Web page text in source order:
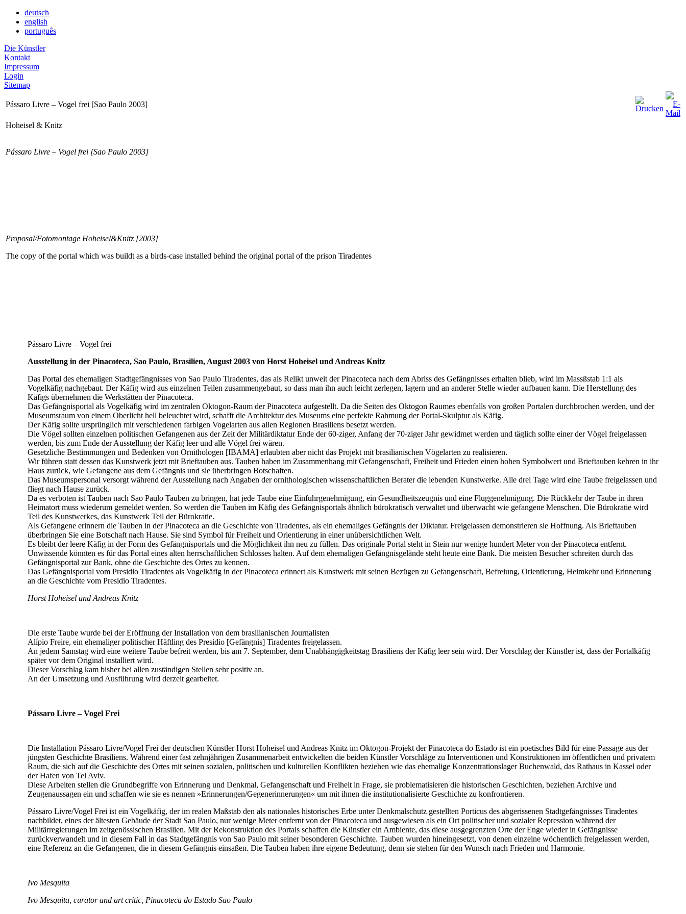
deutsch
english
português
Die Künstler
Kontakt
Impressum
Login
Sitemap
Pássaro Livre – Vogel frei [Sao Paulo 2003]
Hoheisel & Knitz
Pássaro Livre – Vogel frei [Sao Paulo 2003]
Proposal/Fotomontage Hoheisel&Knitz [2003]
The copy of the portal which was buildt as a birds-case installed behind the original portal of the prison Tiradentes
Pássaro Livre – Vogel frei
Ausstellung in der Pinacoteca, Sao Paulo, Brasilien, August 2003 von Horst Hoheisel und Andreas Knitz
Das Portal des ehemaligen Stadtgefängnisses von Sao Paulo Tiradentes, das als Relikt unweit der Pinacoteca nach dem Abriss des Gefängnisses erhalten blieb, wird im Massßstab 1:1 als
Vogelkäfig nachgebaut. Der Käfig wird aus einzelnen Teilen zusammengebaut, so dass man ihn auch leicht zerlegen, lagern und an anderer Stelle wieder aufbauen kann. Die Herstellung des
Käfigs übernehmen die Werkstätten der Pinacoteca.
Das Gefängnisportal als Vogelkäfig wird im zentralen Oktogon-Raum der Pinacoteca aufgestellt. Da die Seiten des Oktogon Raumes ebenfalls von großen Portalen durchbrochen werden, und der
Museumsraum von einem Oberlicht hell beleuchtet wird, schafft die Architektur des Museums eine perfekte Rahmung der Portal-Skulptur als Käfig.
Der Käfig sollte ursprünglich mit verschiedenen farbigen Vogelarten aus allen Regionen Brasiliens besetzt werden.
Die Vögel sollten einzelnen politischen Gefangenen aus der Zeit der Militärdiktatur Ende der 60-ziger, Anfang der 70-ziger Jahr gewidmet werden und täglich sollte einer der Vögel freigelassen
werden, bis zum Ende der Ausstellung der Käfig leer und alle Vögel frei wären.
Gesetzliche Bestimmungen und Bedenken von Ornithologen [IBAMA] erlaubten aber nicht das Projekt mit brasilianischen Vögelarten zu realisieren.
Wir führen statt dessen das Kunstwerk jetzt mit Brieftauben aus. Tauben haben im Zusammenhang mit Gefangenschaft, Freiheit und Frieden einen hohen Symbolwert und Brieftauben kehren in ihr
Haus zurück, wie Gefangene aus dem Gefängnis und sie überbringen Botschaften.
Das Museumspersonal versorgt während der Ausstellung nach Angaben der ornithologischen wissenschaftlichen Berater die lebenden Kunstwerke. Alle drei Tage wird eine Taube freigelassen und
fliegt nach Hause zurück.
Da es verboten ist Tauben nach Sao Paulo Tauben zu bringen, hat jede Taube eine Einfuhrgenehmigung, ein Gesundheitszeugnis und eine Fluggenehmigung. Die Rückkehr der Taube in ihren
Heimatort muss wiederum gemeldet werden. So werden die Tauben im Käfig des Gefängnisportals ähnlich bürokratisch verwaltet und überwacht wie gefangene Menschen. Die Bürokratie wird
Teil des Kunstwerkes, das Kunstwerk Teil der Bürokratie.
Als Gefangene erinnern die Tauben in der Pinacoteca an die Geschichte von Tiradentes, als ein ehemaliges Gefängnis der Diktatur. Freigelassen demonstrieren sie Hoffnung. Als Brieftauben
überbringen Sie eine Botschaft nach Hause. Sie sind Symbol für Freiheit und Orientierung in einer unübersichtlichen Welt.
Es bleibt der leere Käfig in der Form des Gefängnisportals und die Möglichkeit ihn neu zu füllen. Das originale Portal steht in Stein nur wenige hundert Meter von der Pinacoteca entfernt.
Unwissende könnten es für das Portal eines alten herrschaftlichen Schlosses halten. Auf dem ehemaligen Gefängnisgelände steht heute eine Bank. Die meisten Besucher schreiten durch das
Gefängnisportal zur Bank, ohne die Geschichte des Ortes zu kennen.
Das Gefängnisportal vom Presidio Tiradentes als Vogelkäfig in der Pinacoteca erinnert als Kunstwerk mit seinen Bezügen zu Gefangenschaft, Befreiung, Orientierung, Heimkehr und Erinnerung
an die Geschichte vom Presidio Tiradentes.
Horst Hoheisel und Andreas Knitz
Die erste Taube wurde bei der Eröffnung der Installation von dem brasilianischen Journalisten
Alípio Freire, ein ehemaliger politischer Häftling des Presidio [Gefängnis] Tiradentes freigelassen.
An jedem Samstag wird eine weitere Taube befreit werden, bis am 7. September, dem Unabhängigkeitstag Brasiliens der Käfig leer sein wird. Der Vorschlag der Künstler ist, dass der Portalkäfig
später vor dem Original installiert wird.
Dieser Vorschlag kam bisher bei allen zuständigen Stellen sehr positiv an.
An der Umsetzung und Ausführung wird derzeit gearbeitet.
Pássaro Livre – Vogel Frei
Die Installation Pássaro Livre/Vogel Frei der deutschen Künstler Horst Hoheisel und Andreas Knitz im Oktogon-Projekt der Pinacoteca do Estado ist ein poetisches Bild für eine Passage aus der
jüngsten Geschichte Brasiliens. Während einer fast zehnjährigen Zusammenarbeit entwickelten die beiden Künstler Vorschläge zu Interventionen und Konstruktionen im öffentlichen und privatem
Raum, die sich auf die Geschichte des Ortes mit seinen sozialen, politischen und kulturellen Konflikten beziehen wie das ehemalige Konzentrationslager Buchenwald, das Rathaus in Kassel oder
der Hafen von Tel Aviv.
Diese Arbeiten stellen die Grundbegriffe von Erinnerung und Denkmal, Gefangenschaft und Freiheit in Frage, sie problematisieren die historischen Geschichten, beziehen Archive und
Zeugenaussagen ein und schaffen wie sie es nennen »Erinnerungen/Gegenerinnerungen« um mit ihnen die institutionalisierte Geschichte zu konfrontieren.
Pássaro Livre/Vogel Frei ist ein Vogelkäfig, der im realen Maßstab den als nationales historisches Erbe unter Denkmalschutz gestellten Porticus des abgerissenen Stadtgefängnisses Tiradentes
nachbildet, eines der ältesten Gebäude der Stadt Sao Paulo, nur wenige Meter entfernt von der Pinacoteca und ausgewiesen als ein Ort politischer und sozialer Repression während der
Militärregierungen im zeitgenössischen Brasilien. Mit der Rekonstruktion des Portals schaffen die Künstler ein Ambiente, das diese ausgegrenzten Orte der Enge wieder in Gefängnisse
zurückverwandelt und in diesem Fall in das Stadtgefängnis von Sao Paulo mit seiner besonderen Geschichte. Tauben wurden hineingesetzt, von denen einzelne wöchentlich freigelassen werden,
eine Referenz an die Gefangenen, die in diesem Gefängnis einsaßen. Die Tauben haben ihre eigene Bedeutung, denn sie stehen für den Wunsch nach Frieden und Harmonie.
Ivo Mesquita
Ivo Mesquita, curator and art critic, Pinacoteca do Estado Sao Paulo